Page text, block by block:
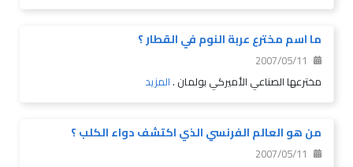
ما اسم مخترع عربة النوم في القطار ؟
2007/05/11
مخترعها الصناعي الأميركي بولمان .المزيد
من هو العالم الفرنسي الذي اكتشف دواء الكلب ؟
2007/05/11